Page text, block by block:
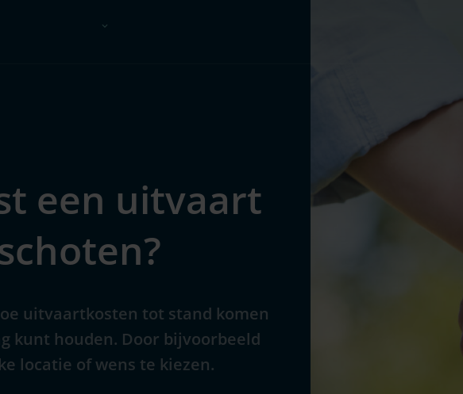
een uitvaart
uitvaartkosten tot stand komen
kunt houden. Door bijvoorbeeld
locatie of wens te kiezen.